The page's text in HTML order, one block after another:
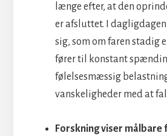
længe efter, at den
er afsluttet. I
sig, som om faren stadig
fører til konstant
følelsesmæssig
vanskeligheder med at
Forskning viser